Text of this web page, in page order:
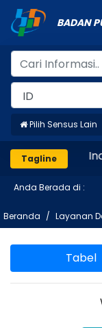
BADAN
Pilih Sensus Lain
Tagline
Mencatat
Anda Berada di :
Beranda Layanan
Tabel